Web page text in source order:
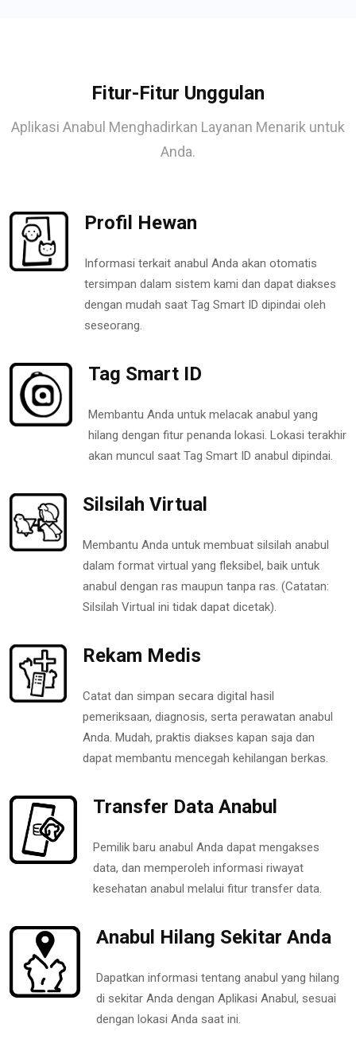
Fitur-Fitur Unggulan
Aplikasi Anabul Menghadirkan Layanan Menarik untuk
Anda.
Profil Hewan
Informasi terkait anabul Anda akan otomatis
tersimpan dalam sistem kami dan dapat diakses
dengan mudah saat Tag Smart ID dipindai oleh
seseorang.
Tag Smart ID
Membantu Anda untuk melacak anabul yang
hilang dengan fitur penanda lokasi. Lokasi terakhir
akan muncul saat Tag Smart ID anabul dipindai.
Silsilah Virtual
Membantu Anda untuk membuat silsilah anabul
dalam format virtual yang fleksibel, baik untuk
anabul dengan ras maupun tanpa ras. (Catatan:
Silsilah Virtual ini tidak dapat dicetak).
Rekam Medis
Catat dan simpan secara digital hasil
pemeriksaan, diagnosis, serta perawatan anabul
Anda. Mudah, praktis diakses kapan saja dan
dapat membantu mencegah kehilangan berkas.
Transfer Data Anabul
Pemilik baru anabul Anda dapat mengakses
data, dan memperoleh informasi riwayat
kesehatan anabul melalui fitur transfer data.
Anabul Hilang Sekitar Anda
Dapatkan informasi tentang anabul yang hilang
di sekitar Anda dengan Aplikasi Anabul, sesuai
dengan lokasi Anda saat ini.